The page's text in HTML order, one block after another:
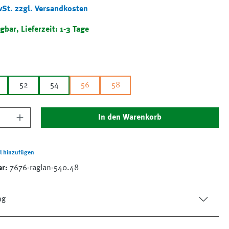
zzgl. Versandkosten
Lieferzeit: 1-3 Tage
52 54 56 58
Gib den gewünschten Wert ein
In den Warenkorb
hinzufügen
7676-raglan-540.48